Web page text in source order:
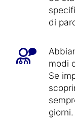
di
modi
Se
giorni.